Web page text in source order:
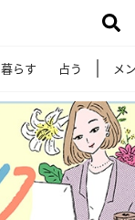
暮らす 占う メ